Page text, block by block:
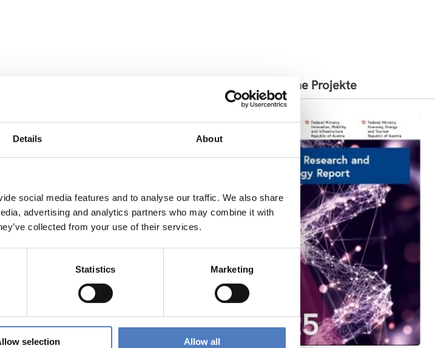
Details About
social media features and to analyse our traffic. We also share
advertising and analytics partners who may combine it with
collected from your use of their services.
Statistics Marketing
selection Allow all
Ähnliche Projekte
und Innovation in Österreich.